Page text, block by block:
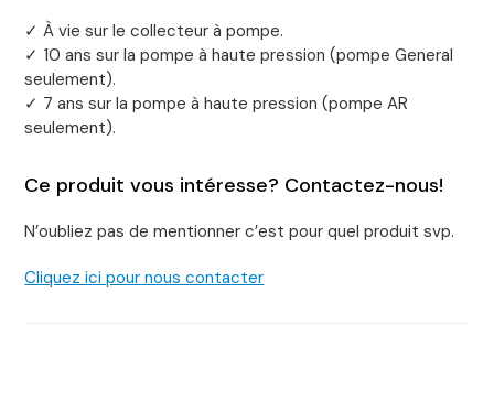
✓ À vie sur le collecteur à pompe.
✓ 10 ans sur la pompe à haute pression (pompe General
seulement).
✓ 7 ans sur la pompe à haute pression (pompe AR
seulement).
Ce produit vous intéresse? Contactez-nous!
N’oubliez pas de mentionner c’est pour quel produit svp.
Cliquez ici pour nous contacter